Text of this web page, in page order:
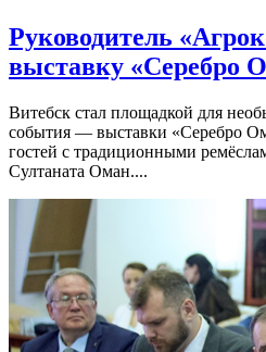
Руководитель
выставку «Серебро
Витебск стал площадкой для
события — выставки «Серебро
гостей с традиционными
Султаната Оман....